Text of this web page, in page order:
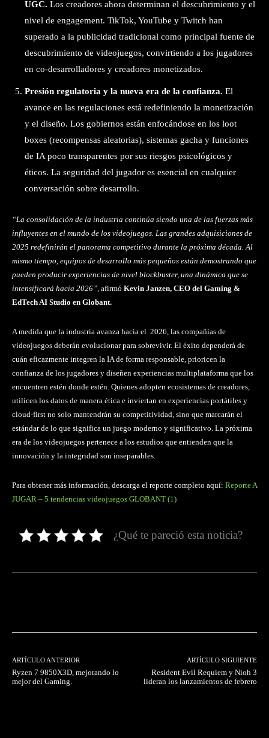
UGC. Los creadores ahora determinan el descubrimiento y el
nivel de engagement. TikTok, YouTube y Twitch han
superado a la publicidad tradicional como principal fuente de
descubrimiento de videojuegos, convirtiendo a los jugadores
en co-desarrolladores y creadores monetizados.
Presión regulatoria y la nueva era de la confianza. El
avance en las regulaciones está redefiniendo la monetización
y el diseño. Los gobiernos están enfocándose en los loot
boxes (recompensas aleatorias), sistemas gacha y funciones
de IA poco transparentes por sus riesgos psicológicos y
éticos. La seguridad del jugador es esencial en cualquier
conversación sobre desarrollo.
“La consolidación de la industria continúa siendo una de las fuerzas más
influyentes en el mundo de los videojuegos. Las grandes adquisiciones de
2025 redefinirán el panorama competitivo durante la próxima década. Al
mismo tiempo, equipos de desarrollo más pequeños están demostrando que
pueden producir experiencias de nivel blockbuster, una dinámica que se
intensificará hacia 2026”, afirmó Kevin Janzen, CEO del Gaming &
EdTech AI Studio en Globant.
A medida que la industria avanza hacia el 2026, las compañías de
videojuegos deberán evolucionar para sobrevivir. El éxito dependerá de
cuán eficazmente integren la IA de forma responsable, prioricen la
confianza de los jugadores y diseñen experiencias multiplataforma que los
encuentren estén donde estén. Quienes adopten ecosistemas de creadores,
utilicen los datos de manera ética e inviertan en experiencias portátiles y
cloud-first no solo mantendrán su competitividad, sino que marcarán el
estándar de lo que significa un juego moderno y significativo. La próxima
era de los videojuegos pertenece a los estudios que entienden que la
innovación y la integridad son inseparables.
Para obtener más información, descarga el reporte completo aquí: Reporte A
JUGAR – 5 tendencias videojuegos GLOBANT (1)
¿Qué te pareció esta noticia?
ARTÍCULO ANTERIOR
Ryzen 7 9850X3D, mejorando lo
mejor del Gaming.
ARTÍCULO SIGUIENTE
Resident Evil Requiem y Nioh 3
lideran los lanzamientos de febrero